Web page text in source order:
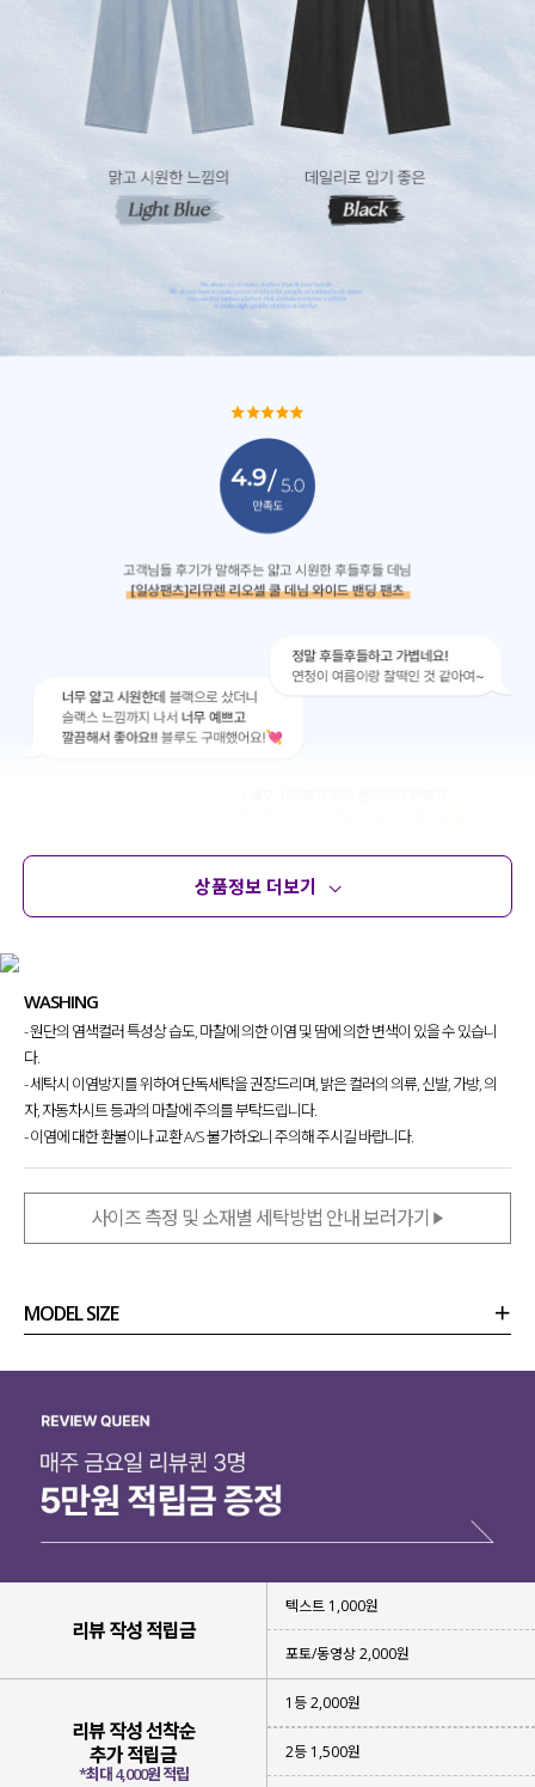
상품정보 더보기
WASHING
- 원단의 염색컬러 특성상 습도, 마찰에 의한 이염 및 땀에 의한 변색이 있을 수 있습니
다.
- 세탁시 이염방지를 위하여 단독세탁을 권장드리며, 밝은 컬러의 의류, 신발, 가방, 의
자, 자동차시트 등과의 마찰에 주의를 부탁드립니다.
- 이염에 대한 환불이나 교환 A/S 불가하오니 주의해 주시길 바랍니다.
사이즈 측정 및 소재별 세탁방법 안내 보러가기
MODEL SIZE
리뷰 작성 적립금
텍스트 1,000원
포토/동영상 2,000원
리뷰 작성 선착순
추가 적립금
*최대 4,000원 적립
1등 2,000원
2등 1,500원